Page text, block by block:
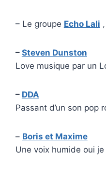
– Le groupe Echo Lali
– Steven Dunston
Love musique par un
– DDA
Passant d’un son pop
– Boris et Maxime
Une voix humide oui